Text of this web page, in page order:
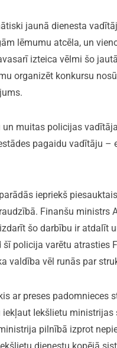
jaunā dienesta
lēmumu atcēla, un
izteica vēlmi šo
organizēt konkursu
muitas policijas
pagaidu vadītāju
iepriekš
Finanšu ministrs
šo darbību ir atdalīt
policija varētu
valdība vēl runās par
ar preses padomnieces
Iekšlietu ministrijas
pilnībā izprot